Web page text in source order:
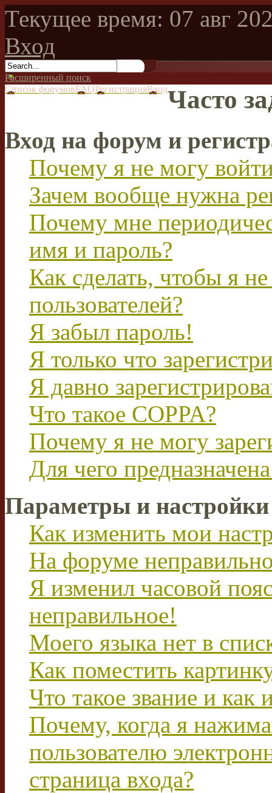
Текущее время: 07 авг
Вход
Расширенный поиск
Список форумовFAQРегистрацияВходЧасто
Вход на форум и
Почему я не могу
Зачем вообще нужна
Почему мне
имя и пароль?
Как сделать, чтобы я
пользователей?
Я забыл пароль!
Я только что
Я давно
Что такое COPPA?
Почему я не могу
Для чего
Параметры и настройки
Как изменить мои
На форуме
Я изменил часовой
неправильное!
Моего языка нет в
Как поместить
Что такое звание и как
Почему, когда я
пользователю
страница входа?